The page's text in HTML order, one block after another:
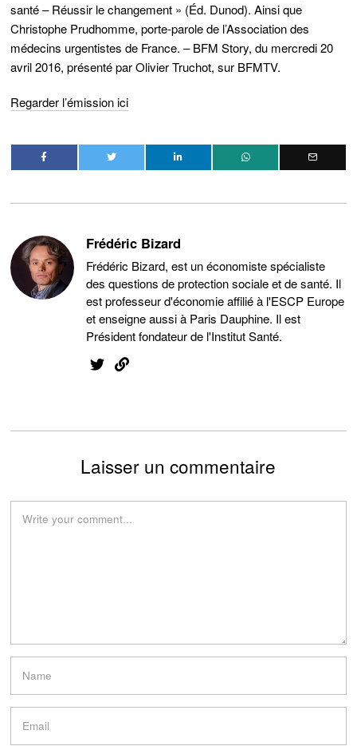
santé – Réussir le changement » (Éd. Dunod). Ainsi que
Christophe Prudhomme, porte-parole de l’Association des
médecins urgentistes de France. – BFM Story, du mercredi 20
avril 2016, présenté par Olivier Truchot, sur BFMTV.
Regarder l’émission ici
Frédéric Bizard
Frédéric Bizard, est un économiste spécialiste
des questions de protection sociale et de santé. Il
est professeur d'économie affilié à l'ESCP Europe
et enseigne aussi à Paris Dauphine. Il est
Président fondateur de l'Institut Santé.
Laisser un commentaire